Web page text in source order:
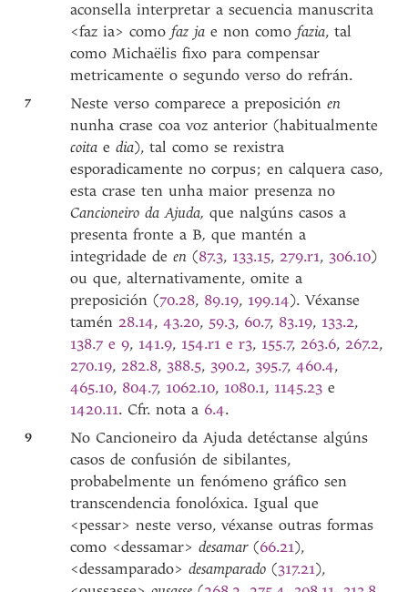
aconsella interpretar a secuencia manuscrita
<faz ia> comofaz ja e non comofazia, tal
como Michaëlis fixo para compensar
metricamente o segundo verso do refrán.
7 Neste verso comparece a preposiciónen
nunha crase coa voz anterior (habitualmente
coitaedia), tal como se rexistra
esporadicamente no corpus; en calquera caso,
esta crase ten unha maior presenza no
Cancioneiro da Ajuda, que nalgúns casos a
presenta fronte a B, que mantén a
integridade deen(87.3, 133.15, 279.r1, 306.10)
ou que, alternativamente, omite a
preposición (70.28, 89.19, 199.14). Véxanse
tamén 28.14,43.20, 59.3, 60.7, 83.19, 133.2,
138.7 e 9, 141.9, 154.r1 e r3, 155.7, 263.6, 267.2,
270.19, 282.8, 388.5, 390.2, 395.7,460.4,
465.10, 804.7, 1062.10, 1080.1, 1145.23 e
1420.11. Cfr. nota a 6.4.
9
No Cancioneiro da Ajuda detéctanse algúns
casos de confusión de sibilantes,
probabelmente un fenómeno gráfico sen
transcendencia fonolóxica. Igual que
<pessar> neste verso, véxanse outras formas
como <dessamar>desamar(66.21),
<dessamparado>desamparado(317.21),